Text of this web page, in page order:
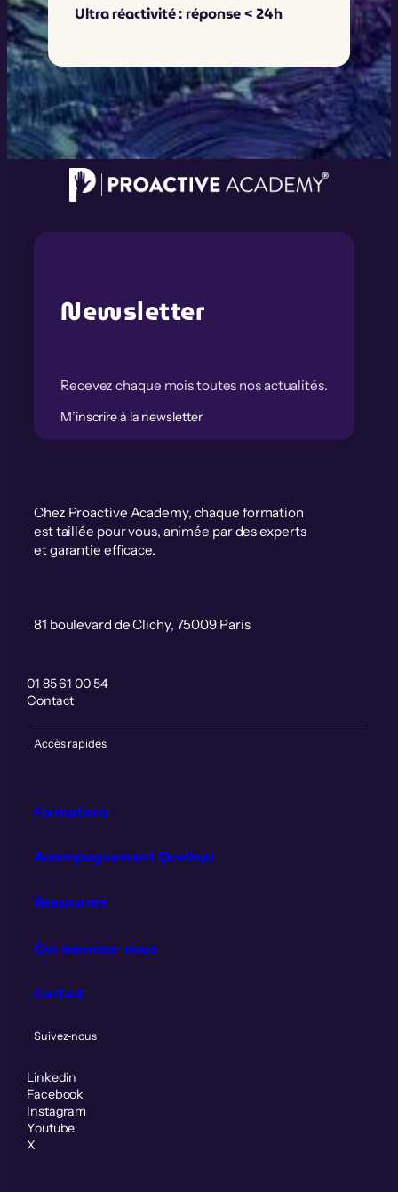
Ultra réactivité : réponse < 24h
Newsletter
Recevez chaque mois toutes nos actualités.
M’inscrire à la newsletter
Chez Proactive Academy, chaque formation
est taillée pour vous, animée par des experts
et garantie efficace.
81 boulevard de Clichy, 75009 Paris
01 85 61 00 54
Contact
Accès rapides
Formations
Accompagnement Qualiopi
Ressources
Qui sommes‑nous
Contact
Suivez‑nous
Linkedin
Facebook
Instagram
Youtube
X